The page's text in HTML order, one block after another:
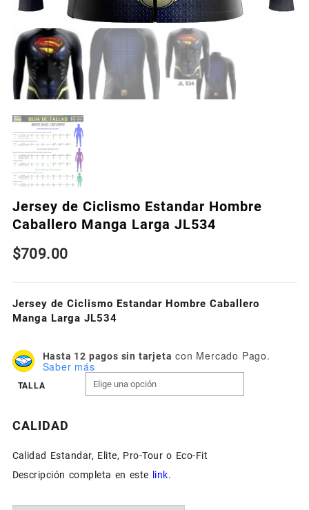
Jersey de Ciclismo Estandar Hombre
Caballero Manga Larga JL534
$709.00
Jersey de Ciclismo Estandar Hombre Caballero
Manga Larga JL534
Hasta 12 pagos sin tarjeta con Mercado Pago.
Saber más
TALLA
CALIDAD
Calidad Estandar, Elite, Pro-Tour o Eco-Fit
Descripción completa en este
link.